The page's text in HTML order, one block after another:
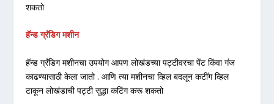
शकतो
हॅन्ड ग्रॅंडिग मशीन
हॅन्ड ग्रॅंडिग मशीनचा उपयोग आपण लोखंडच्या पट्टीवरचा पेंट किंवा गंज
काढण्यासाठी केला जातो . आणि त्या मशीनचा व्हिल बदलून कटींग व्हिल
टाकून लोखंडाची पट्टी सुद्धा कटिंग करू शकतो